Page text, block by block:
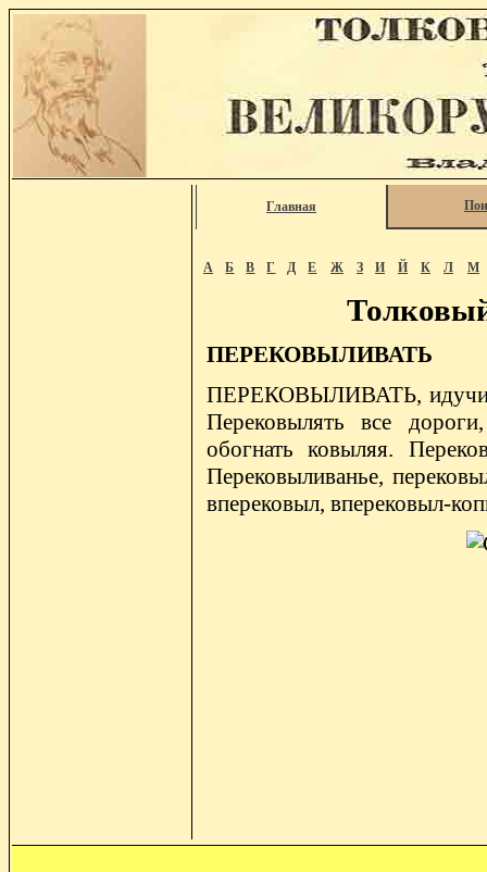
Главная
А Б В Г Д Е Ж З И Й К Л М
ПЕРЕКОВЫЛИВАТЬ
ПЕРЕКОВЫЛИВАТЬ, идучи
Перековылять все
обогнать ковыляя.
Перековыливанье,
вперековыл, вперековыл-